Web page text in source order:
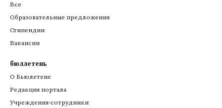
Все
Образовательные предложения
Стипендии
Вакансии
бюллетень
О Бьюлетене
Редакция портала
Учреждения-сотрудники